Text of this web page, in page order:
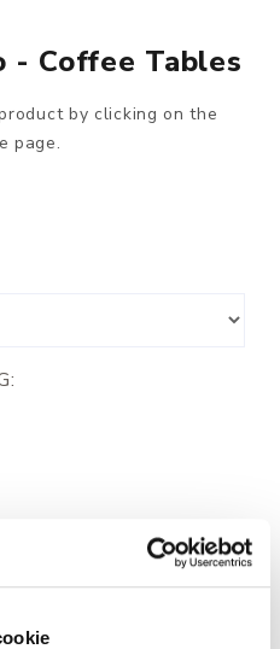
- Coffee Tables
by clicking on the
page.
FINISH: